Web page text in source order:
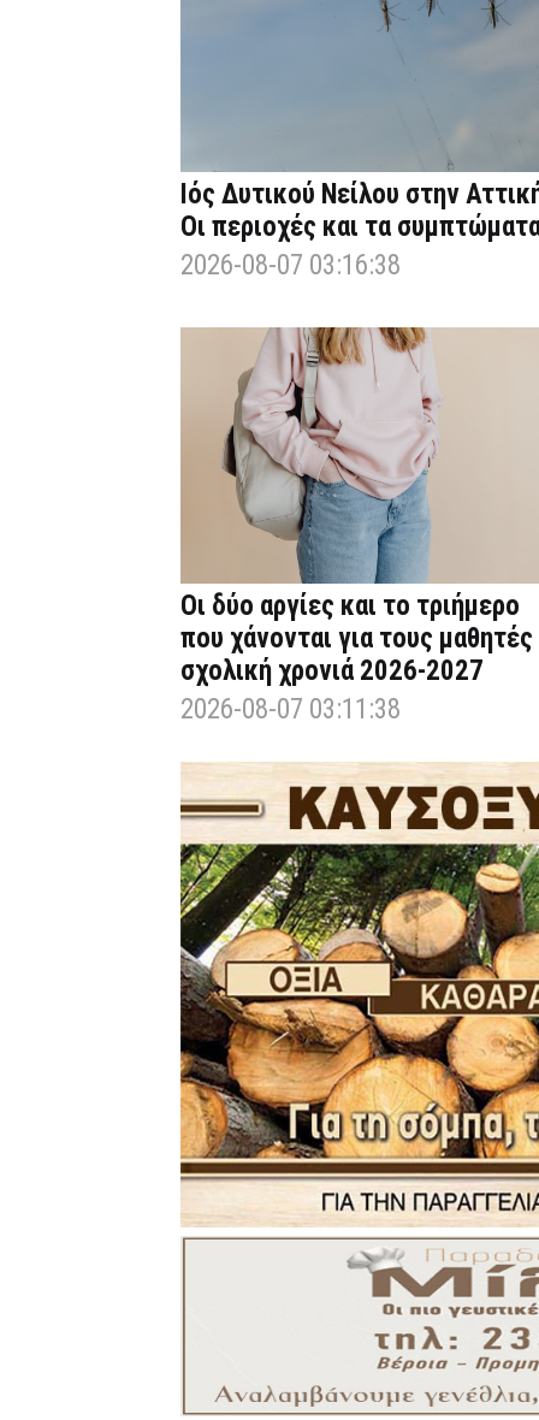
Ιός Δυτικού Νείλου στην
Οι περιοχές και τα
2026-08-07 03:16:38
Οι δύο αργίες και το τριήμερο
που χάνονται για τους μαθητές
σχολική χρονιά 2026-2027
2026-08-07 03:11:38